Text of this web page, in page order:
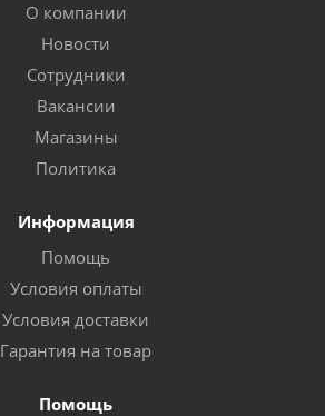
О компании
Новости
Сотрудники
Вакансии
Магазины
Политика
Информация
Помощь
Условия оплаты
Условия доставки
Гарантия на товар
Помощь